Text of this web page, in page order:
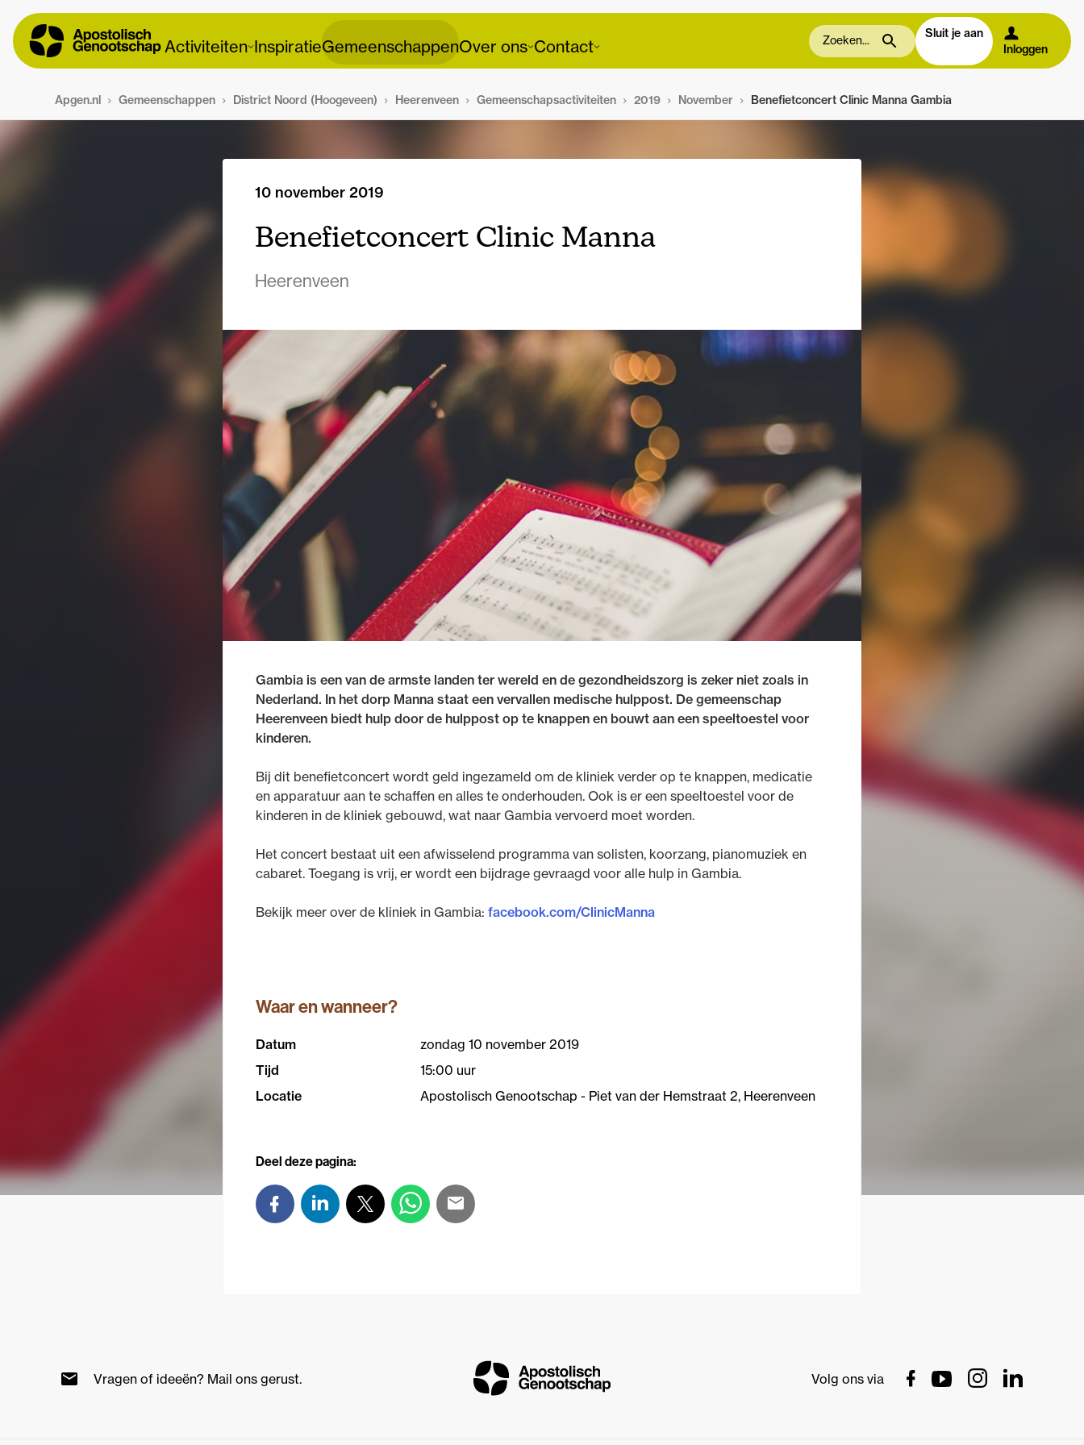
Activiteiten InspiratieGemeenschappenOver ons Contact
Sluit je aan
Inloggen
Apgen.nl Gemeenschappen District Noord (Hoogeveen) Heerenveen Gemeenschapsactiviteiten 2019 November Benefietconcert Clinic Manna Gambia
10 november 2019
Benefietconcert Clinic Manna
Heerenveen
Gambia is een van de armste landen ter wereld en de gezondheidszorg is zeker niet zoals in
Nederland. In het dorp Manna staat een vervallen medische hulppost. De gemeenschap
Heerenveen biedt hulp door de hulppost op te knappen en bouwt aan een speeltoestel voor
kinderen.
Bij dit benefietconcert wordt geld ingezameld om de kliniek verder op te knappen, medicatie
en apparatuur aan te schaffen en alles te onderhouden. Ook is er een speeltoestel voor de
kinderen in de kliniek gebouwd, wat naar Gambia vervoerd moet worden.
Het concert bestaat uit een afwisselend programma van solisten, koorzang, pianomuziek en
cabaret. Toegang is vrij, er wordt een bijdrage gevraagd voor alle hulp in Gambia.
Bekijk meer over de kliniek in Gambia: facebook.com/ClinicManna
Waar en wanneer?
Datum
zondag 10 november 2019
Tijd
15:00 uur
Locatie
Apostolisch Genootschap - Piet van der Hemstraat 2, Heerenveen
Deel deze pagina:
Vragen of ideeën? Mail ons gerust. Volg ons via